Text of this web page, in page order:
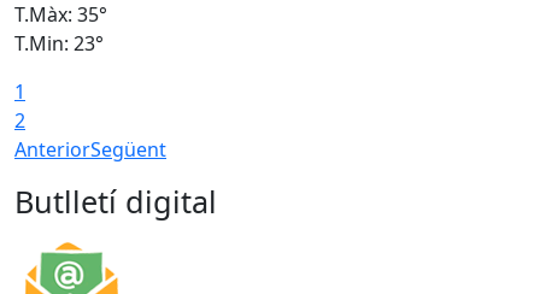
T.Màx: 35°
T.Min: 23°
1
2
AnteriorSegüent
Butlletí digital